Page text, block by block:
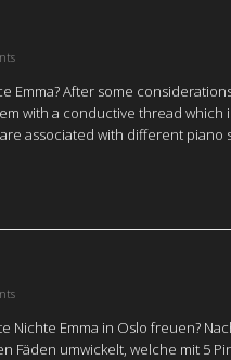
Emma?After some
with a conductive thread
associated with different
Nichte Emma in Oslo freuen?
Fäden umwickelt, welche mit 5